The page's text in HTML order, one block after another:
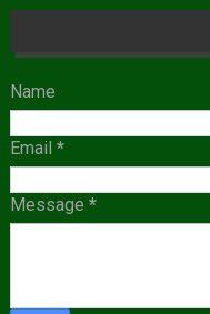
Name
Email *
Message *